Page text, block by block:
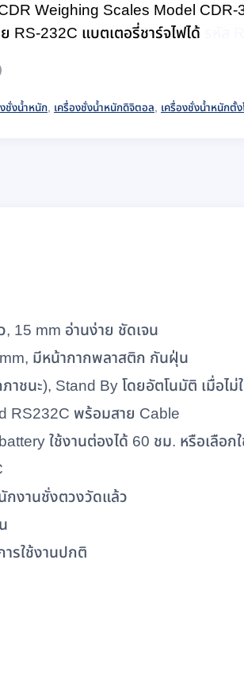
Weighing Scales Model
RS-232C แบตเตอรี่ชาร์จไฟได้
ชั่งน้ำหนัก, เครื่องชั่งน้ำหนักดิจิตอล, เครื่องชั่งน้ำหนักตั้ง
15 mm อ่านง่าย ชัดเจน
มีหน้ากากพลาสติก กันฝุ่น
าชนะ), Stand By โดยอัตโนมัติ เมื่อไม่
RS232C พร้อมสาย Cable
ใช้งานต่องได้ 60 ชม. หรือเลือก
กงานชั่งตวงวัดแล้ว
รใช้งานปกติ